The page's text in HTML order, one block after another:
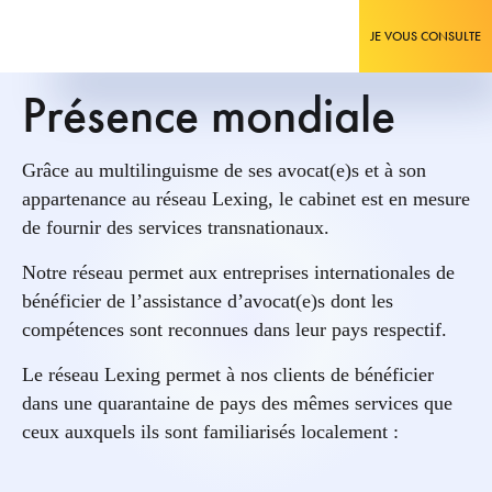
JE VOUS CONSULTE
Présence mondiale
Grâce au multilinguisme de ses avocat(e)s et à son
appartenance au réseau Lexing, le cabinet est en mesure
de fournir des services transnationaux.
Notre réseau permet aux entreprises internationales de
bénéficier de l’assistance d’avocat(e)s dont les
compétences sont reconnues dans leur pays respectif.
Le réseau Lexing permet à nos clients de bénéficier
dans une quarantaine de pays des mêmes services que
ceux auxquels ils sont familiarisés localement :